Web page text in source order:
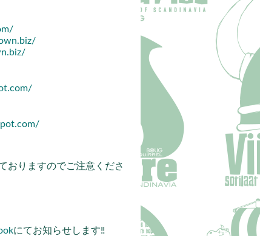
おりますのでご注意くださ
にてお知らせします‼